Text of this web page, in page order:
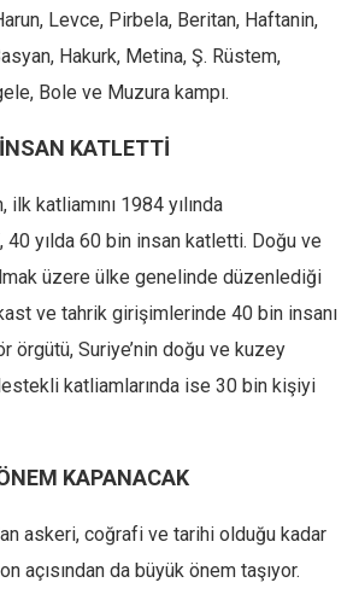
Levce, Pirbela, Beritan, Haftanin,
Hakurk, Metina, Ş. Rüstem,
Bole ve Muzura kampı.
KATLETTİ
ilk katliamını 1984 yılında
yılda 60 bin insan katletti. Doğu ve
üzere ülke genelinde düzenlediği
ve tahrik girişimlerinde 40 bin insanı
örgütü, Suriye’nin doğu ve kuzey
katliamlarında ise 30 bin kişiyi
KAPANACAK
askeri, coğrafi ve tarihi olduğu kadar
açısından da büyük önem taşıyor.